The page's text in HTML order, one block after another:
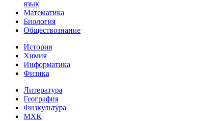
язык
Математика
Биология
Обществознание
История
Химия
Информатика
Физика
Литература
География
Физкультура
МХК